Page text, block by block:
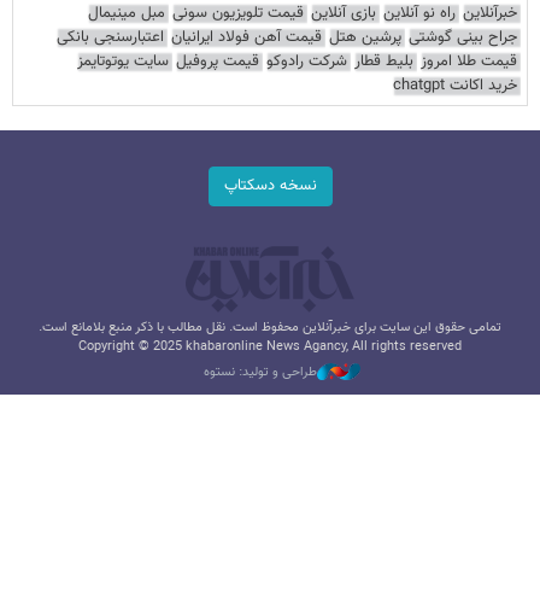
خبرآنلاین راه نو آنلاین بازی آنلاین قیمت تلویزیون سونی مبل مینیمال
جراح بینی گوشتی پرشین هتل قیمت آهن فولاد ایرانیان اعتبارسنجی بانکی
قیمت طلا امروز بلیط قطار شرکت رادوکو قیمت پروفیل سایت یوتوتایمز
خرید اکانت chatgpt
نسخه دسکتاپ
تمامی حقوق این سایت برای خبرآنلاین محفوظ است. نقل مطالب با ذکر منبع بلامانع است.
Copyright © 2025 khabaronline News Agancy, All rights reserved
طراحی و تولید: نستوه